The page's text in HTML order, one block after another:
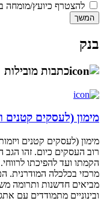
להצטרף כיועץ/מומחה
המשך
בנק
כתבות מובילות
מימון (לעסקים קטנים
מימון (לעסקים קטנים
רוב העסקים כיום. זהו הגב
מרכזי בכלכלה המודרנית.
מביאים חדשנות ותרומה
ובינוניים מתמודדים עם